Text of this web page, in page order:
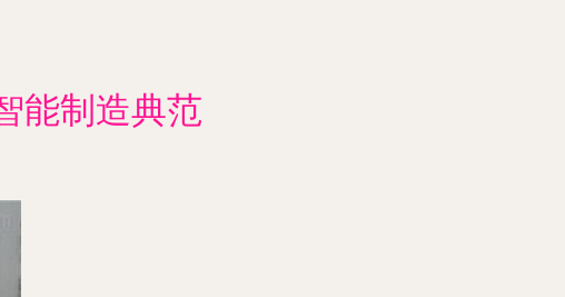
能制造典范